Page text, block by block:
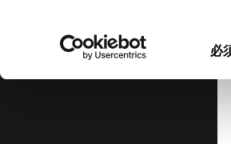
て
同
必